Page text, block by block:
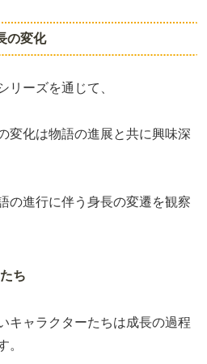
の変化
リーズを通じて、
変化は物語の進展と共に興味深
の進行に伴う身長の変遷を観察
ち
キャラクターたちは成長の過程
。